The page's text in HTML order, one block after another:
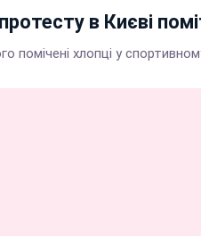
в Києві
помічені хлопці у